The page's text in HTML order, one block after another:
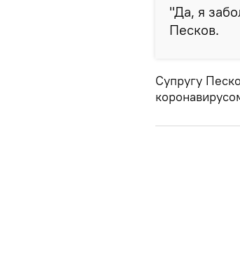
"Да, я
Песков.
Супругу